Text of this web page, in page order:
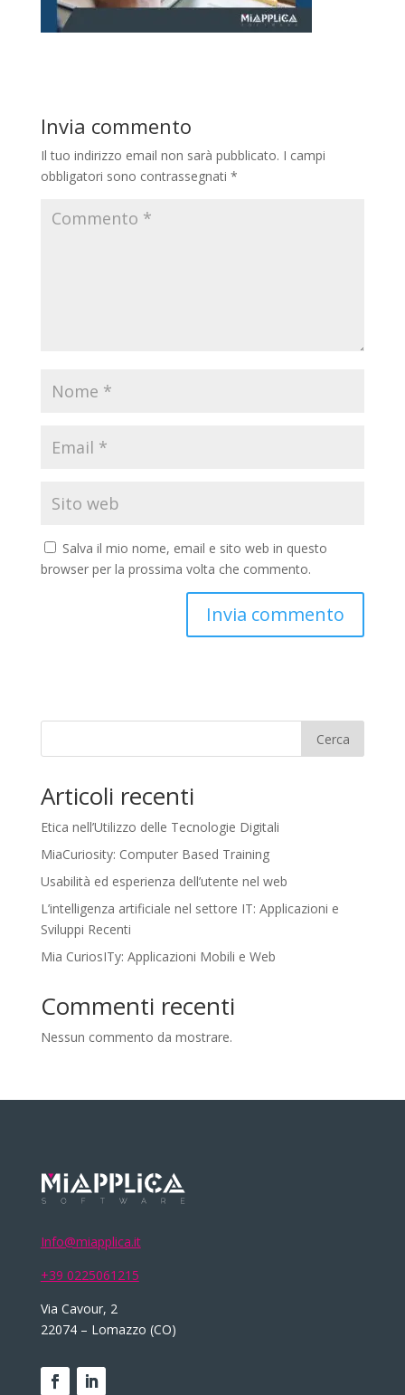
Invia commento
Il tuo indirizzo email non sarà pubblicato. I campi
obbligatori sono contrassegnati *
Salva il mio nome, email e sito web in questo
browser per la prossima volta che commento.
Cerca
Articoli recenti
Etica nell’Utilizzo delle Tecnologie Digitali
MiaCuriosity: Computer Based Training
Usabilità ed esperienza dell’utente nel web
L’intelligenza artificiale nel settore IT: Applicazioni e
Sviluppi Recenti
Mia CuriosITy: Applicazioni Mobili e Web
Commenti recenti
Nessun commento da mostrare.
Info@miapplica.it
+39 0225061215
Via Cavour, 2
22074 – Lomazzo (CO)